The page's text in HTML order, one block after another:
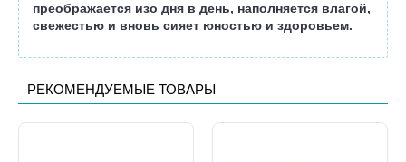
преображается изо дня в день, наполняется влагой,
свежестью и вновь сияет юностью и здоровьем.
РЕКОМЕНДУЕМЫЕ ТОВАРЫ